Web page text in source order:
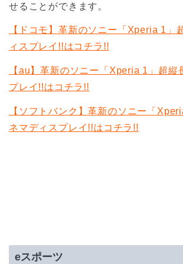
せることができます。
【ドコモ】革新のソニー「Xperia 1」
ィスプレイ!!はコチラ!!
【au】革新のソニー「Xperia 1」超縦
プレイ!!はコチラ!!
【ソフトバンク】革新のソニー「
ネマディスプレイ!!はコチラ!!
eスポーツ